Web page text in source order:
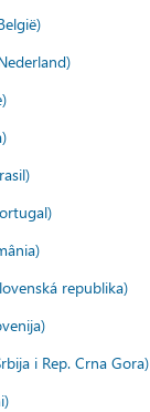
republika)
i Rep. Crna Gora)